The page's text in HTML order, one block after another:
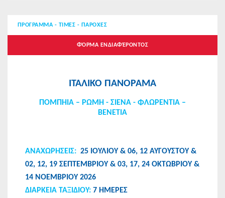
ΠΡΟΓΡΑΜΜΑ - ΤΙΜΕΣ - ΠΑΡΟΧΕΣ
ΦΌΡΜΑ ΕΝΔΙΑΦΈΡΟΝΤΟΣ
ΙΤΑΛΙΚΟ ΠΑΝΟΡΑΜΑ
ΠΟΜΠHΙΑ – ΡΩΜΗ - ΣΙΕΝΑ - ΦΛΩΡΕΝΤΙΑ –
ΒΕNΕΤΙΑ
ΑΝΑΧΩΡΗΣEIΣ: 25 ΙΟΥΛΙΟΥ & 06, 12 ΑΥΓΟΥΣΤΟΥ &
02, 12, 19 ΣΕΠΤΕΜΒΡΙΟΥ & 03, 17, 24 ΟΚΤΩΒΡΙΟΥ &
14 ΝΟΕΜΒΡΙΟΥ 2026
ΔΙΑΡΚΕΙΑ ΤΑΞΙΔΙΟΥ: 7 ΗΜΕΡΕΣ